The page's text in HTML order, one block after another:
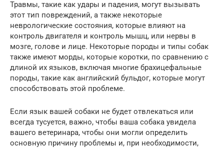
Травмы, такие как удары и падения, могут вызывать
этот тип повреждений, а также некоторые
неврологические состояния, которые влияют на
контроль двигателя и контроль мышц, или нервы в
мозге, голове и лице. Некоторые породы и типы собак
также имеют морды, которые коротки, по сравнению с
длиной их языков, включая многие брахицефальные
породы, такие как английский бульдог, которые могут
способствовать этой проблеме.
Если язык вашей собаки не будет отвлекаться или
всегда тусуется, важно, чтобы ваша собака увидела
вашего ветеринара, чтобы они могли определить
основную причину проблемы и, при необходимости,